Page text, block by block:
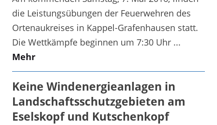
die Leistungsübungen der Feuerwehren des
Ortenaukreises in Kappel-Grafenhausen statt.
Die Wettkämpfe beginnen um 7:30 Uhr ...
Mehr
Keine Windenergieanlagen in
Landschaftsschutzgebieten am
Eselskopf und Kutschenkopf